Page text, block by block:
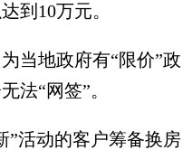
到10万元。
当地政府有“限价”政
法“网签”。
活动的客户筹备换房